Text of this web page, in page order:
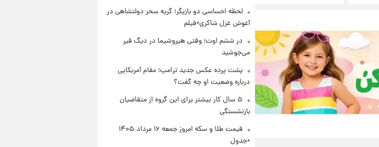
لحظه احساسی دو بازیگر؛ گریه سحر دولتشاهی در
آغوش غزل شاکری+فیلم
در ششم اوت؛ وقتی هیروشیما در دیگ قیر
می‌جوشید
پشت پرده عکس جدید ترامپ؛ مقام آمریکایی
درباره وضعیت او چه گفت؟
۵ سال کار بیشتر برای این گروه از متقاضیان
بازنشستگی
قیمت طلا و سکه امروز جمعه ۱۶ مرداد ۱۴۰۵
+جدول